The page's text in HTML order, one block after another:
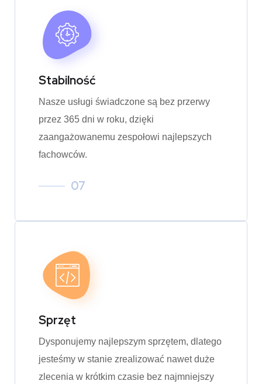
Stabilność
Nasze usługi świadczone są bez przerwy
przez 365 dni w roku, dzięki
zaangażowanemu zespołowi najlepszych
fachowców.
07
Sprzęt
Dysponujemy najlepszym sprzętem, dlatego
jesteśmy w stanie zrealizować nawet duże
zlecenia w krótkim czasie bez najmniejszy